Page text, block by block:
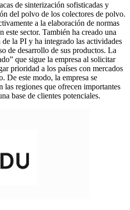
de sinterización sofisticadas y
del polvo de los colectores de polvo.
a la elaboración de normas
este sector. También ha creado una
la PI y ha integrado las actividades
de desarrollo de sus productos. La
que sigue la empresa al solicitar
prioridad a los países con mercados
De este modo, la empresa se
las regiones que ofrecen importantes
base de clientes potenciales.